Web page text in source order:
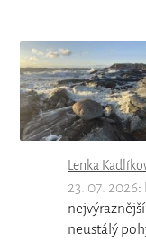
Lenka
23. 07. 2026:
neustálý